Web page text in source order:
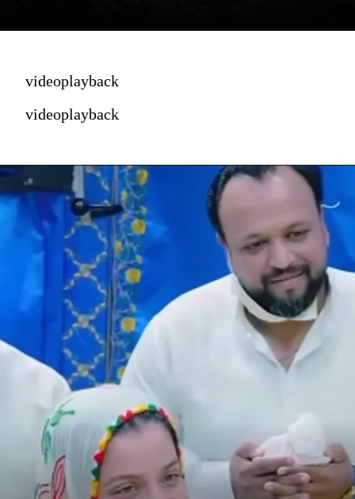
videoplayback
videoplayback